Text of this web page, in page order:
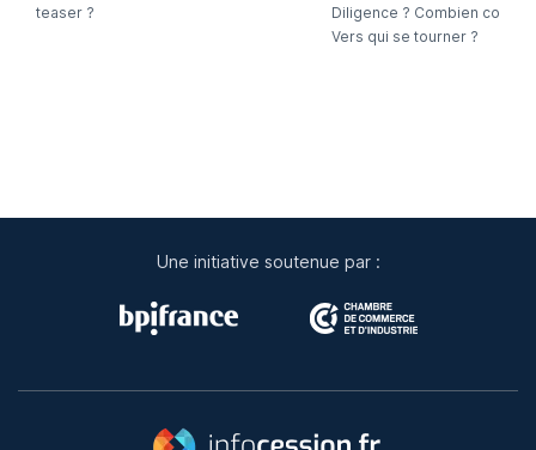
teaser ?
Diligence ? Combien
Vers qui se tourner ?
Une initiative soutenue par :